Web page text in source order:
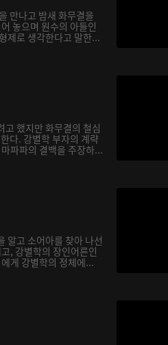
만나고 밤새 화무결을
놓으며 원수의 아들인
제로 생각한다고 말한...
고 했지만 화무결의 철심
다. 강별학 부자의 계략
파파의 결백을 주장하...
알고 소어아를 찾아 나선
, 강별학의 장인어른인
게 강별학의 정체에...